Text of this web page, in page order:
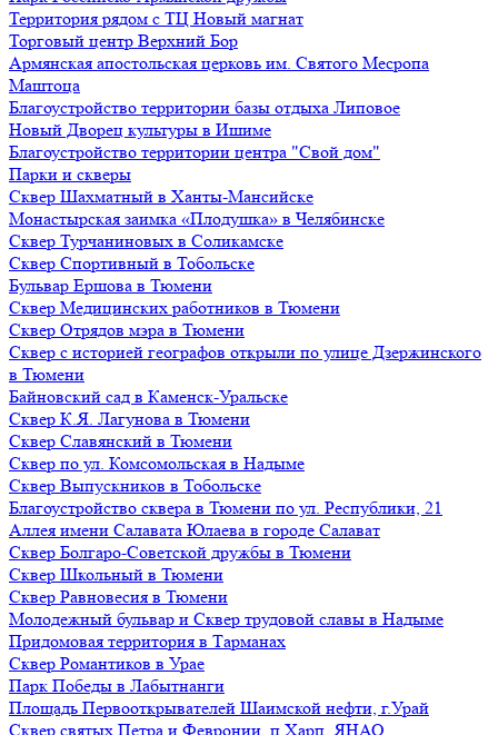
Территория рядом с ТЦ Новый магнат
Торговый центр Верхний Бор
Армянская апостольская церковь им. Святого Месропа
Маштоца
Благоустройство территории базы отдыха Липовое
Нoвый Двoрeц культуры в Ишимe
Благоустройство территории центра "Свой дом"
Парки и скверы
Сквер Шахматный в Ханты-Мансийске
Монастырская заимка «Плодушка» в Челябинске
Сквер Турчаниновых в Соликамске
Сквер Спортивный в Тобольске
Бульвар Ершова в Тюмени
Сквер Медицинских работников в Тюмени
Сквер Отрядов мэра в Тюмени
Сквер с историей географов открыли по улице Дзержинского
в Тюмени
Байновский сад в Каменск-Уральске
Сквер К.Я. Лагунова в Тюмени
Сквер Славянский в Тюмени
Сквер по ул. Комсомольская в Надыме
Сквер Выпускников в Тобольске
Благоустройство сквера в Тюмени по ул. Республики, 21
Аллея имени Салавата Юлаева в городе Салават
Сквер Болгаро-Советской дружбы в Тюмени
Сквер Школьный в Тюмени
Сквер Равновесия в Тюмени
Молодежный бульвар и Сквер трудовой славы в Надыме
Придомовая территория в Тарманах
Сквер Романтиков в Урае
Парк Победы в Лабытнанги
Площадь Первооткрывателей Шаимской нефти, г.Урай
Сквер святых Петра и Февронии, п.Харп, ЯНАО